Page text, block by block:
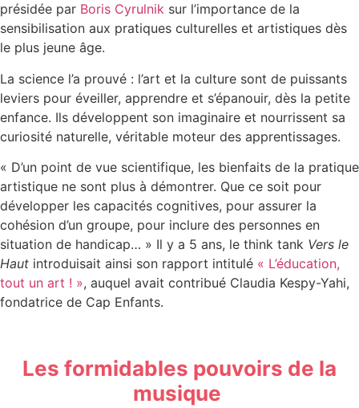
présidée par Boris Cyrulnik sur l’importance de la
sensibilisation aux pratiques culturelles et artistiques dès
le plus jeune âge.
La science l’a prouvé : l’art et la culture sont de puissants
leviers pour éveiller, apprendre et s’épanouir, dès la petite
enfance. Ils développent son imaginaire et nourrissent sa
curiosité naturelle, véritable moteur des apprentissages.
« D’un point de vue scientifique, les bienfaits de la pratique
artistique ne sont plus à démontrer. Que ce soit pour
développer les capacités cognitives, pour assurer la
cohésion d’un groupe, pour inclure des personnes en
situation de handicap… » Il y a 5 ans, le think tank Vers le
Haut introduisait ainsi son rapport intitulé « L’éducation,
tout un art ! », auquel avait contribué Claudia Kespy-Yahi,
fondatrice de Cap Enfants.
Les formidables pouvoirs de la
musique